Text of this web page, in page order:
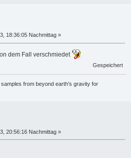
18:36:05 Nachmittag »
dem Fall verschmiedet
Gespeichert
from beyond earth's gravity for
20:56:16 Nachmittag »